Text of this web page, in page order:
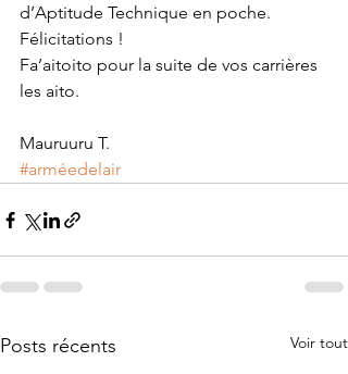
d’Aptitude Technique en poche.
Félicitations !
Fa’aitoito pour la suite de vos carrières
les aito.
Mauruuru T.
#arméedelair
Posts récents Voir tout